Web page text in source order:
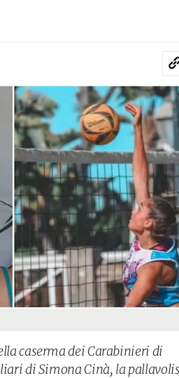
caserma dei Carabinieri di
di Simona Cinà, la